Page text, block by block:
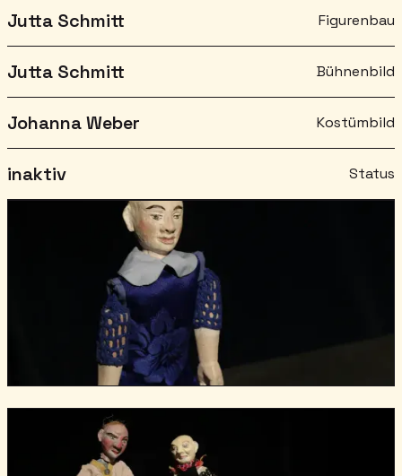
Jutta Schmitt Figurenbau
Jutta Schmitt Bühnenbild
Johanna Weber Kostümbild
inaktiv Status